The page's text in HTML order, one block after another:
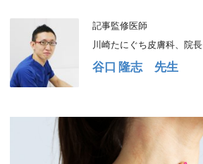
記事監修医師
川崎たにぐち皮膚科、院長
谷口 隆志 先生